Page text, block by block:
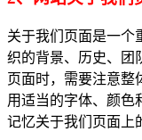
关于我们页面是一个
织的背景、历史、团
页面时，需要注意整
用适当的字体、颜色
记忆关于我们页面上